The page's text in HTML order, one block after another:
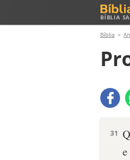
BÍBLIA
Bíblia
31